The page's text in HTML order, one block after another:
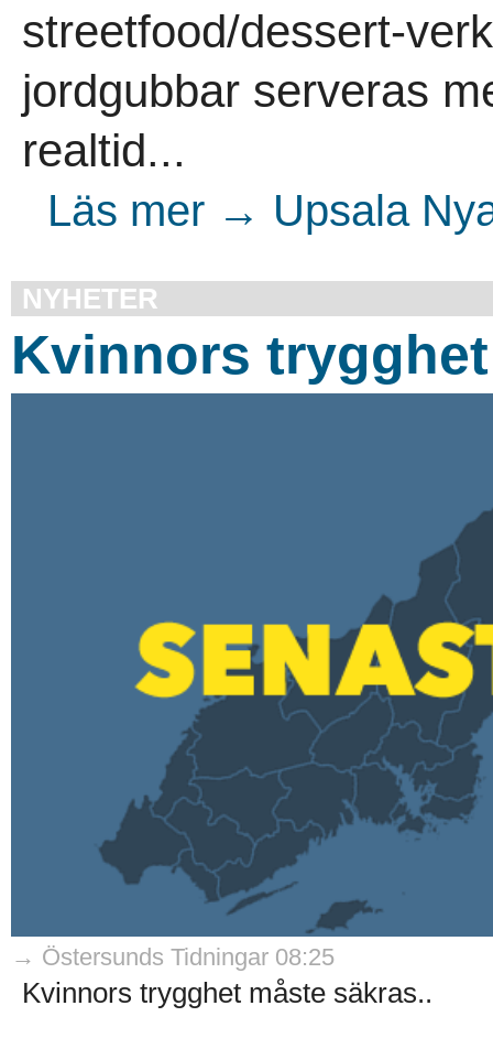
streetfood/dessert-
jordgubbar serveras
realtid...
Läs mer → Upsala
NYHETER
Kvinnors
→ Östersunds Tidningar 08:25
Kvinnors trygghet måste säkras..